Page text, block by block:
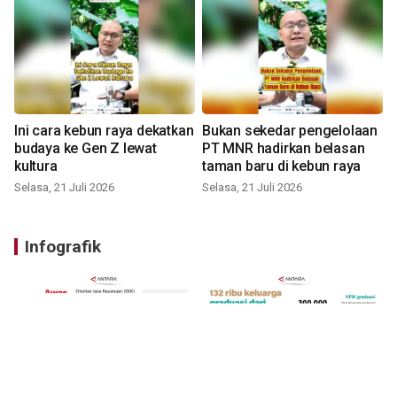
Ini cara kebun raya dekatkan
budaya ke Gen Z lewat
kultura
Selasa, 21 Juli 2026
Bukan sekedar pengelolaan
PT MNR hadirkan belasan
taman baru di kebun raya
Selasa, 21 Juli 2026
Infografik